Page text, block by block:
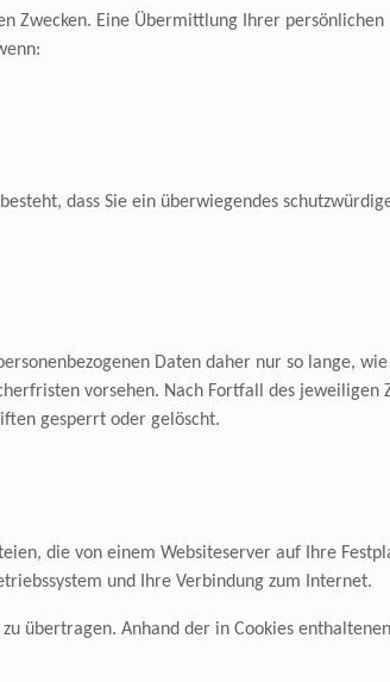
Zwecken. Eine Übermittlung Ihrer
dass Sie ein überwiegendes
Daten daher nur so lange,
vorsehen. Nach Fortfall des jeweiligen
gesperrt oder gelöscht.
die von einem Websiteserver auf Ihre
und Ihre Verbindung zum Internet.
übertragen. Anhand der in Cookies